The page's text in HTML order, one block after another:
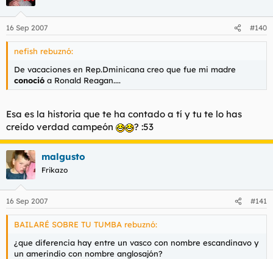
16 Sep 2007 #140
nefish rebuznó:
De vacaciones en Rep.Dminicana creo que fue mi madre
conoció a Ronald Reagan....
Esa es la historia que te ha contado a tí y tu te lo has
creído verdad campeón
? :53
malgusto
Frikazo
16 Sep 2007 #141
BAILARÉ SOBRE TU TUMBA rebuznó:
¿que diferencia hay entre un vasco con nombre escandinavo y
un amerindio con nombre anglosajón?